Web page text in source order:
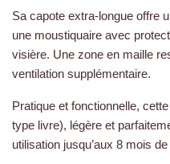
Sa capote extra-longue offre
une moustiquaire avec
visière. Une zone en maille
ventilation supplémentaire.
Pratique et fonctionnelle,
type livre), légère et
utilisation jusqu’aux 8 mois de